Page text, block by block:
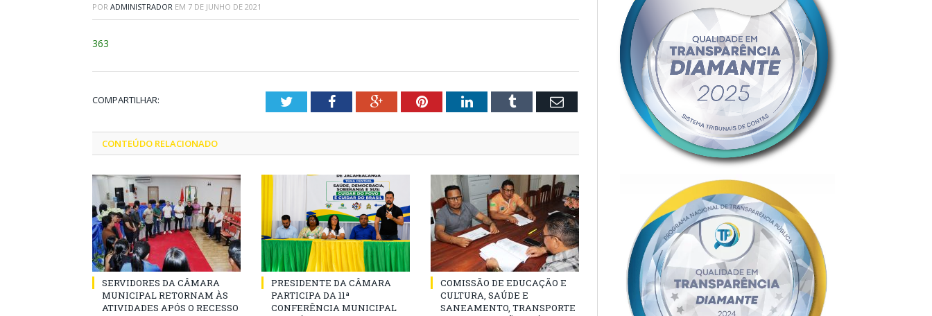
POR ADMINISTRADOR EM 7 DE JUNHO DE 2021
363
COMPARTILHAR: TwitterFacebookGoogle+PinterestLinkedInTumblr Email
CONTEÚDO RELACIONADO
SERVIDORES DA CÂMARA
MUNICIPAL RETORNAM ÀS
ATIVIDADES APÓS O RECESSO
PRESIDENTE DA CÂMARA
PARTICIPA DA 11ª
CONFERÊNCIA MUNICIPAL
COMISSÃO DE EDUCAÇÃO E
CULTURA, SAÚDE E
SANEAMENTO, TRANSPORTE